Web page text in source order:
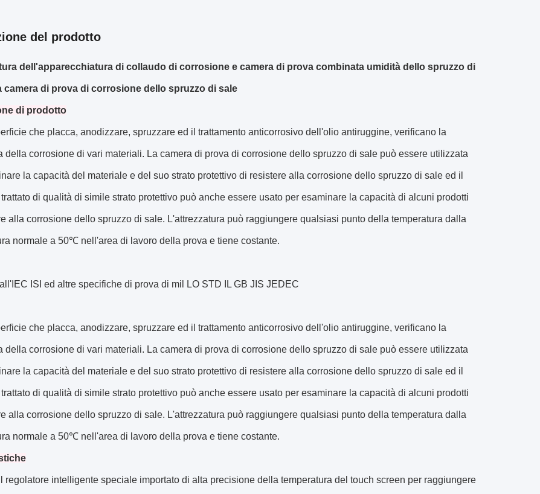
del prodotto
dell'apparecchiatura di collaudo di corrosione e camera di prova combinata umidità dello spruzzo di
camera di prova di corrosione dello spruzzo di sale
di prodotto
che placca, anodizzare, spruzzare ed il trattamento anticorrosivo dell'olio antiruggine, verificano la
della corrosione di vari materiali. La camera di prova di corrosione dello spruzzo di sale può essere utilizzata
la capacità del materiale e del suo strato protettivo di resistere alla corrosione dello spruzzo di sale ed il
di qualità di simile strato protettivo può anche essere usato per esaminare la capacità di alcuni prodotti
alla corrosione dello spruzzo di sale. L'attrezzatura può raggiungere qualsiasi punto della temperatura dalla
normale a 50℃ nell'area di lavoro della prova e tiene costante.
ISI ed altre specifiche di prova di mil LO STD IL GB JIS JEDEC
che placca, anodizzare, spruzzare ed il trattamento anticorrosivo dell'olio antiruggine, verificano la
della corrosione di vari materiali. La camera di prova di corrosione dello spruzzo di sale può essere utilizzata
la capacità del materiale e del suo strato protettivo di resistere alla corrosione dello spruzzo di sale ed il
di qualità di simile strato protettivo può anche essere usato per esaminare la capacità di alcuni prodotti
alla corrosione dello spruzzo di sale. L'attrezzatura può raggiungere qualsiasi punto della temperatura dalla
normale a 50℃ nell'area di lavoro della prova e tiene costante.
regolatore intelligente speciale importato di alta precisione della temperatura del touch screen per raggiungere